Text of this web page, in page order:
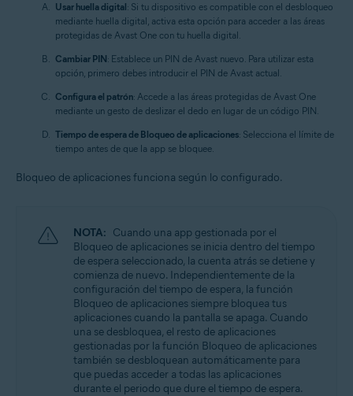
Usar huella digital: Si tu dispositivo es compatible con el desbloqueo
mediante huella digital, activa esta opción para acceder a las áreas
protegidas de Avast One con tu huella digital.
Cambiar PIN: Establece un PIN de Avast nuevo. Para utilizar esta
opción, primero debes introducir el PIN de Avast actual.
Configura el patrón: Accede a las áreas protegidas de Avast One
mediante un gesto de deslizar el dedo en lugar de un código PIN.
Tiempo de espera de Bloqueo de aplicaciones: Selecciona el límite de
tiempo antes de que la app se bloquee.
Bloqueo de aplicaciones funciona según lo configurado.
NOTA: Cuando una app gestionada por el
Bloqueo de aplicaciones se inicia dentro del tiempo
de espera seleccionado, la cuenta atrás se detiene y
comienza de nuevo. Independientemente de la
configuración del tiempo de espera, la función
Bloqueo de aplicaciones siempre bloquea tus
aplicaciones cuando la pantalla se apaga. Cuando
una se desbloquea, el resto de aplicaciones
gestionadas por la función Bloqueo de aplicaciones
también se desbloquean automáticamente para
que puedas acceder a todas las aplicaciones
durante el periodo que dure el tiempo de espera.